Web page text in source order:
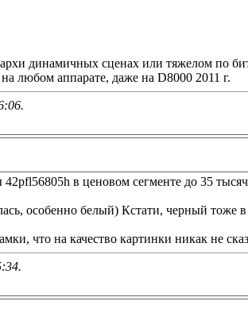
динамичных сценах или тяжелом по
любом аппарате, даже на D8000 2011 г.
.
в ценовом сегменте до 35
особенно белый) Кстати, черный тоже
что на качество картинки никак не
.